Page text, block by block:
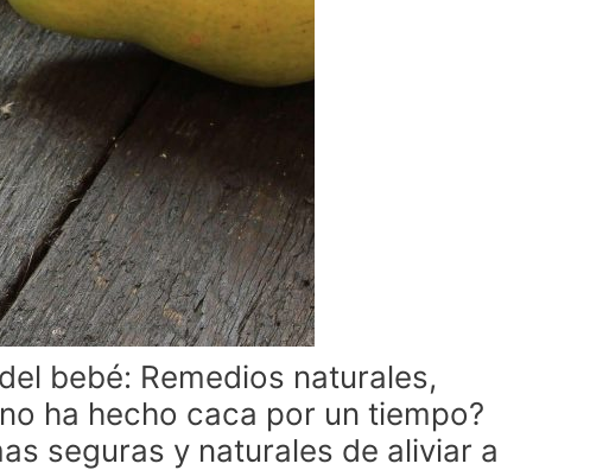
bebé: Remedios naturales,
ha hecho caca por un tiempo?
seguras y naturales de aliviar a